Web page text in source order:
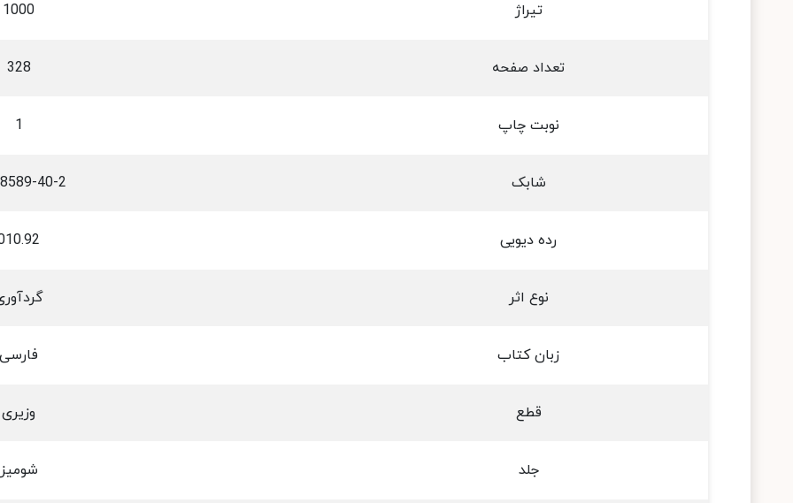
تیراژ 1000
تعداد صفحه 328
نوبت چاپ 1
شابک 40-2
رده دیویی
نوع اثر
زبان کتاب فارسی
قطع وزیری
جلد شومیز